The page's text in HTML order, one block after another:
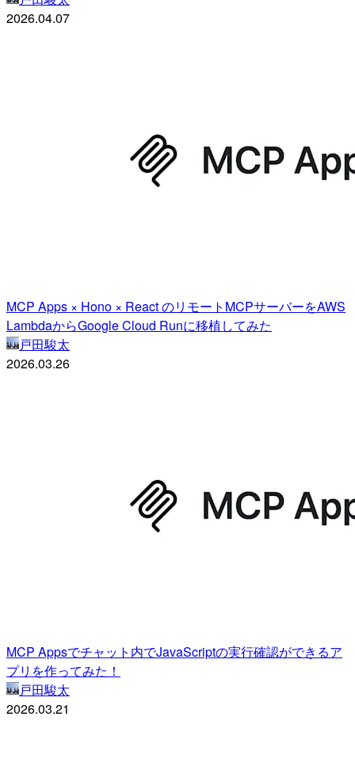
2026.04.07
MCP Apps × Hono × React のリモートMCPサーバーをAWS
LambdaからGoogle Cloud Runに移植してみた
戸田駿太
2026.03.26
MCP Appsでチャット内でJavaScriptの実行確認ができるア
プリを作ってみた！
戸田駿太
2026.03.21